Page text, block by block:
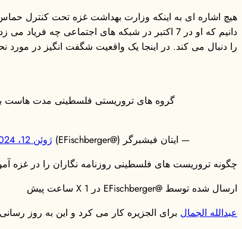
هیچ اشاره ای به اینکه وزارت بهداشت غزه تحت کنترل
دانیم که او در 7 اکتبر در شبکه های اجتماعی
را دنبال می کند. در اینجا یک واقعیت شگفت انگیز در
گروه های تروریستی فلسطینی مدت هاست
— ایتان فیشبرگر (@EFischberger)
ژوئن 12، 2024
چگونه تروریست های فلسطینی روزنامه نگاران را در غزه
ارسال شده توسط @EFischberger در X 1 ساعت پیش
عبدالله الجمال برای الجزیره کار می کرد و این به روز